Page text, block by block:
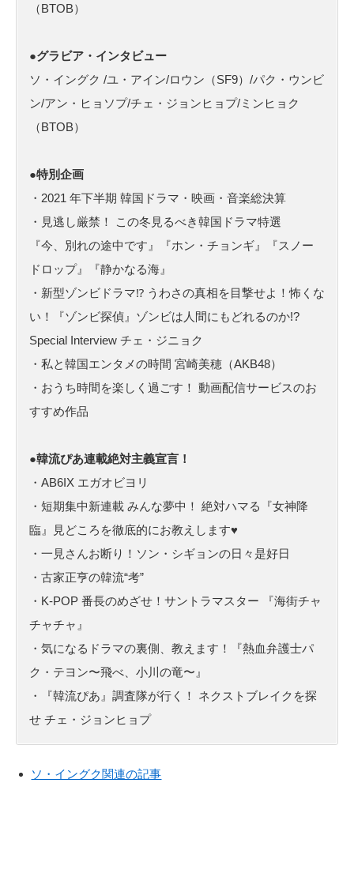
（BTOB）
●グラビア・インタビュー
ソ・イングク /ユ・アイン/ロウン（SF9）/パク・ウンビ
ン/アン・ヒョソプ/チェ・ジョンヒョプ/ミンヒョク
（BTOB）
●特別企画
・2021 年下半期 韓国ドラマ・映画・音楽総決算
・見逃し厳禁！ この冬見るべき韓国ドラマ特選
『今、別れの途中です』『ホン・チョンギ』『スノー
ドロップ』『静かなる海』
・新型ゾンビドラマ⁉ うわさの真相を目撃せよ！怖くな
い！『ゾンビ探偵』ゾンビは人間にもどれるのか!?
Special Interview チェ・ジニョク
・私と韓国エンタメの時間 宮崎美穂（AKB48）
・おうち時間を楽しく過ごす！ 動画配信サービスのお
すすめ作品
●韓流ぴあ連載絶対主義宣言！
・AB6IX エガオビヨリ
・短期集中新連載 みんな夢中！ 絶対ハマる『女神降
臨』見どころを徹底的にお教えします♥
・一見さんお断り！ソン・シギョンの日々是好日
・古家正亨の韓流“考”
・K-POP 番長のめざせ！サントラマスター 『海街チャ
チャチャ』
・気になるドラマの裏側、教えます！『熱血弁護士パ
ク・テヨン〜飛べ、小川の竜〜』
・『韓流ぴあ』調査隊が行く！ ネクストブレイクを探
せ チェ・ジョンヒョプ
ソ・イングク関連の記事